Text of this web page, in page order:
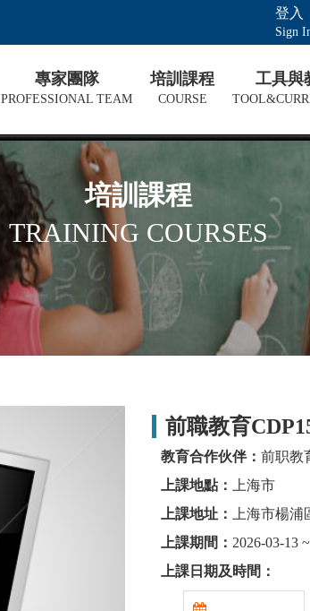
登入
Sign
專家團隊
PROFESSIONAL TEAM
培訓課程
COURSE
工具與
培訓課程
TRAINING COURSES
前職教育
教育合作伙伴： 前职教
上課地點：
上海市
上課地址：
上海市楊
上課期間： 2026-03-13
上課日期及時間：